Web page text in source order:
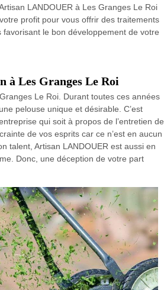
LANDOUER à Les Granges Le Roi
profit pour vous offrir des traitements
favorisant le bon développement de votre
à Les Granges Le Roi
Le Roi. Durant toutes ces années
pelouse unique et désirable. C’est
qui soit à propos de l’entretien de
de vos esprits car ce n’est en aucun
talent, Artisan LANDOUER est aussi en
Donc, une déception de votre part